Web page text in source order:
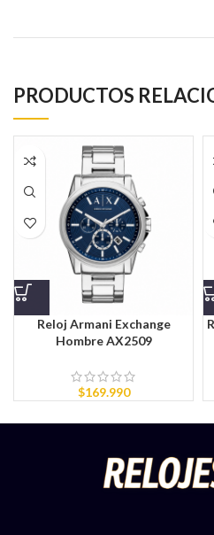
PRODUCTOS
Reloj Armani Exchange
Hombre AX2509
$169.990